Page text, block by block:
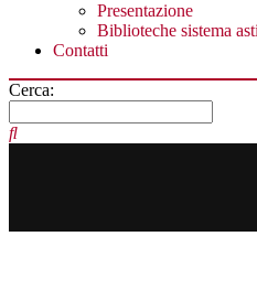
Presentazione
Biblioteche sistema
Contatti
Cerca: